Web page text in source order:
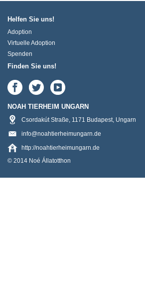
Helfen Sie uns!
Adoption
Virtuelle Adoption
Spenden
Finden Sie uns!
NOAH TIERHEIM UNGARN
Csordakút Straße, 1171 Budapest, Ungarn
info@noahtierheimungarn.de
http://noahtierheimungarn.de
© 2014 Noé Állatotthon